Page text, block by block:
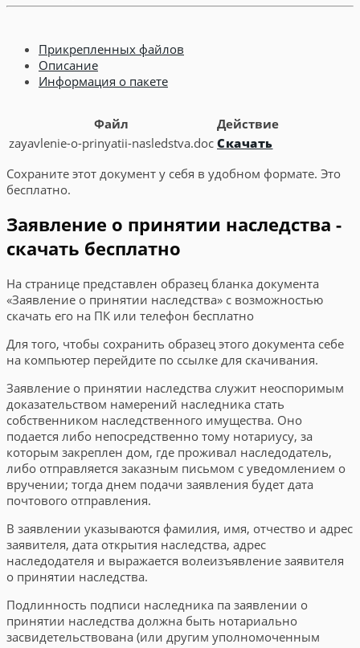
Прикрепленных файлов
Описание
Информация о пакете
Файл
Действие
zayavlenie-o-prinyatii-nasledstva.doc Скачать
Сохраните этот документ у себя в удобном формате. Это
бесплатно.
Заявление о принятии наследства -
скачать бесплатно
На странице представлен образец бланка документа
«Заявление о принятии наследства» с возможностью
скачать его на ПК или телефон бесплатно
Для того, чтобы сохранить образец этого документа себе
на компьютер перейдите по ссылке для скачивания.
Заявление о принятии наследства служит неоспоримым
доказательством намерений наследника стать
собственником наследственного имущества. Оно
подается либо непосредственно тому нотариусу, за
которым закреплен дом, где проживал наследодатель,
либо отправляется заказным письмом с уведомлением о
вручении; тогда днем подачи заявления будет дата
почтового отправления.
В заявлении указываются фамилия, имя, отчество и адрес
заявителя, дата открытия наследства, адрес
наследодателя и выражается волеизъяв­ление заявителя
о принятии наследства.
Подлинность подписи наследника па заявлении о
принятии наследст­ва должна быть нотариально
засвидетельствована (или другим уполномо­ченным